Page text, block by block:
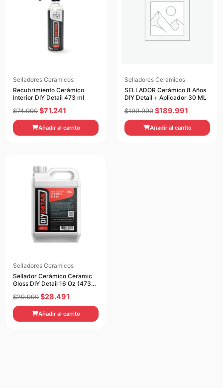
Selladores Ceramicos
Recubrimiento Cerámico
Interior DIY Detail 473 ml
$74.990 El
precio
original
$71.241
precio
actual
Añadir al carrito
Selladores Ceramicos
SELLADOR Cerámico 8 Años
DIY Detail + Aplicador 30 ML
$199.990 El
precio
original
$189.991
precio
actual
Añadir al carrito
Selladores Ceramicos
Sellador Cerámico Ceramic
Gloss DIY Detail 16 Oz (473
$29.990 El
precio
original
$28.491
precio
actual
Añadir al carrito